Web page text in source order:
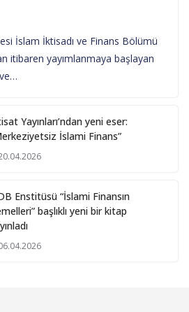
İslam İktisadı ve Finans Bölümü
itibaren yayımlanmaya başlayan
Yayınları’ndan yeni eser:
İslami Finans”
Enstitüsü “İslami Finansın
başlıklı yeni bir kitap